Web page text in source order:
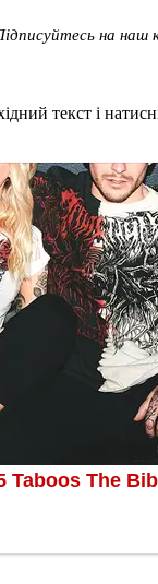
на наш
текст і